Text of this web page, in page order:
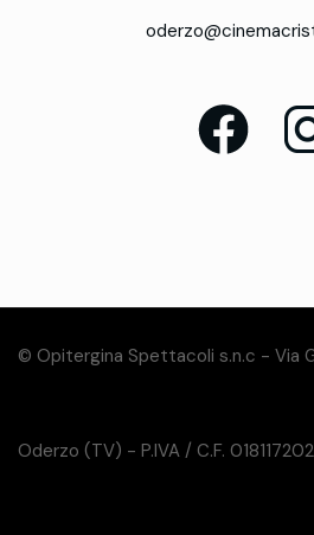
© Opitergina Spettacoli s.n.c - Via
Oderzo (TV) - P.IVA / C.F.